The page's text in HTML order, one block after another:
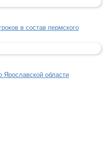
в состав пермского
Ярославской области